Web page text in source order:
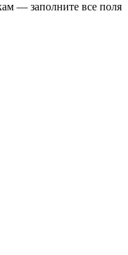
— заполните все поля